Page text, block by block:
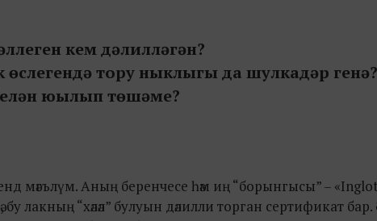
кем дәлилләгән?
өслегендә тору ныклыгы да шулкадәр генә?
юылып төшәме?
мәгълүм. Аның беренчесе һәм иң “борынгысы” –
бу лакның “хәләл” булуын дәлилли торган сертификат